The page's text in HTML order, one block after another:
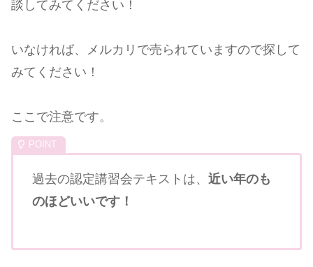
談してみてください！
いなければ、メルカリで売られていますので探して
みてください！
ここで注意です。
過去の認定講習会テキストは、 近い年のも
のほどいいです！